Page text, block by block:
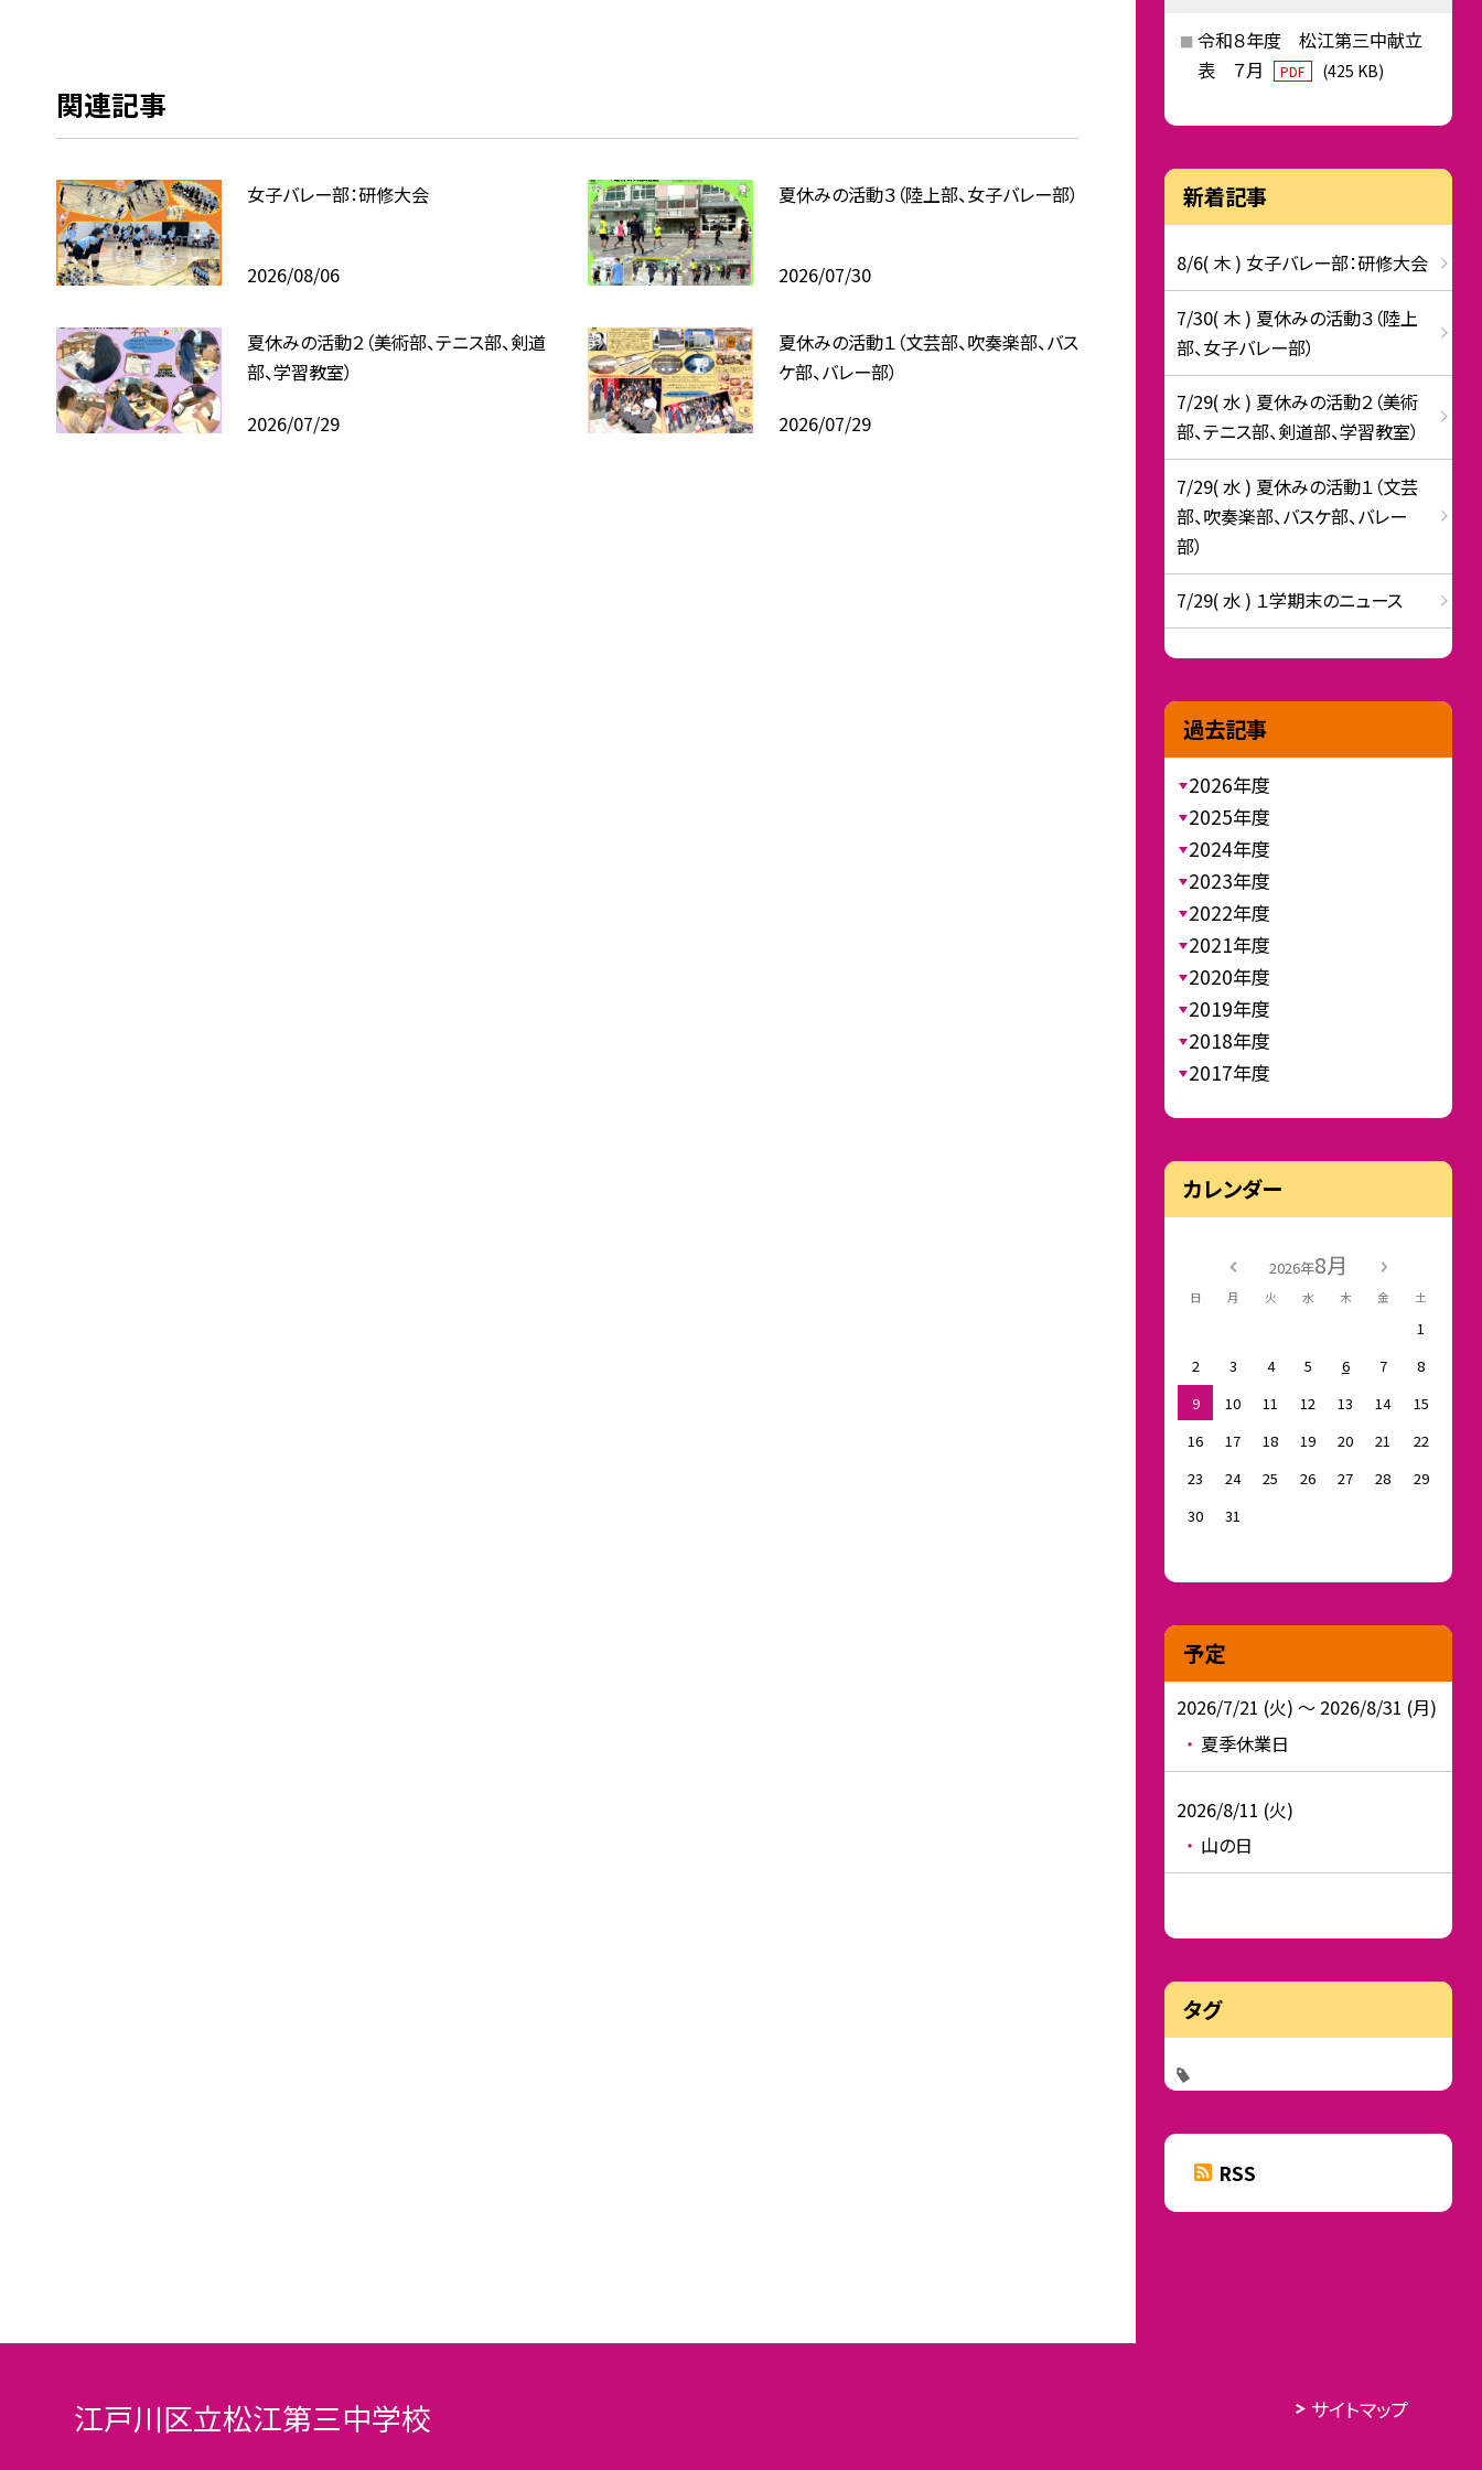
関連記事
女子バレー部：研修大会
2026/08/06
夏休みの活動３（陸上部、女子バレー部）
2026/07/30
夏休みの活動２（美術部、テニス部、剣道
部、学習教室）
2026/07/29
夏休みの活動１（文芸部、吹奏楽部、バス
ケ部、バレー部）
2026/07/29
令和８年度 松江第三中献立
表 ７月
PDF (425 KB)
新着記事
8/6( 木 ) 女子バレー部：研修大会
7/30( 木 ) 夏休みの活動３（陸上
部、女子バレー部）
7/29( 水 ) 夏休みの活動２（美術
部、テニス部、剣道部、学習教室）
7/29( 水 ) 夏休みの活動１（文芸
部、吹奏楽部、バスケ部、バレー
部）
7/29( 水 ) １学期末のニュース
過去記事
2026年度
2025年度
2024年度
2023年度
2022年度
2021年度
2020年度
2019年度
2018年度
2017年度
カレンダー
2026年8月
日 月 火 水 木 金 土
1
2
3 4 5 6 7
8
9
10 11 12 13 14
15
16
17 18 19 20 21
22
23
24 25 26 27 28
29
30
31
予定
2026/7/21 (火) ～ 2026/8/31 (月)
夏季休業日
2026/8/11 (火)
山の日
タグ
RSS
江戸川区立松江第三中学校 サイトマップ